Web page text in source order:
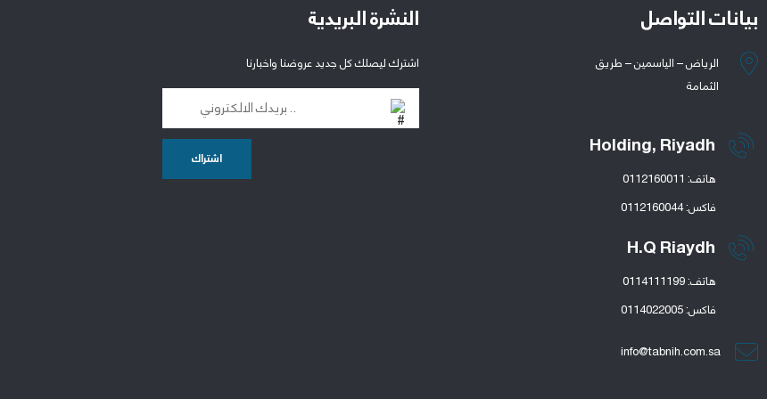
بيانات التواصل
الرياض – الياسمين – طريق
الثمامة
Holding, Riyadh
هاتف: 0112160011
فاكس: 0112160044
H.Q Riaydh
هاتف: 0114111199
فاكس: 0114022005
info@tabnih.com.sa
النشرة البريدية
اشترك ليصلك كل جديد عروضنا واخبارنا
اشتراك